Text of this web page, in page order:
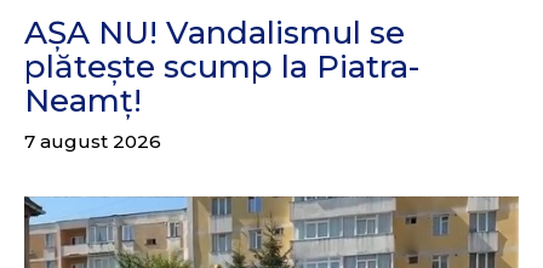
AȘA NU! Vandalismul se
plătește scump la Piatra-
Neamț!
7 august 2026